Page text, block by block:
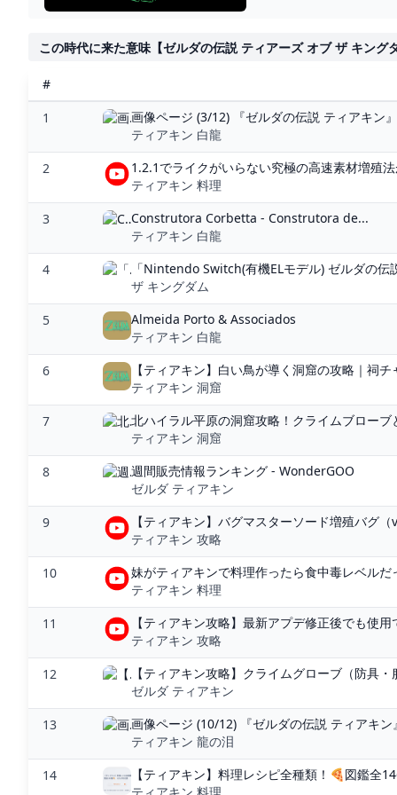
この時代に来た意味【ゼルダの伝説 ティアーズ オブ ザ キン
#
1
画像ページ (3/12) 『ゼルダの伝説 ティアキン
ティアキン 白龍
2
1.2.1でライクがいらない究極の高速素材増殖
ティアキン 料理
3
Construtora Corbetta - Construtora de...
ティアキン 白龍
4
「Nintendo Switch(有機ELモデル) ゼルダの
ザ キングダム
5
Almeida Porto & Associados
ティアキン 白龍
6
【ティアキン】白い鳥が導く洞窟の攻略｜祠
ティアキン 洞窟
7
北ハイラル平原の洞窟攻略！クライムブロー
ティアキン 洞窟
8
週間販売情報ランキング - WonderGOO
ゼルダ ティアキン
9
【ティアキン】バグマスターソード増殖バグ
ティアキン 攻略
10
妹がティアキンで料理作ったら食中毒レベルだ
ティアキン 料理
11
【ティアキン攻略】最新アプデ修正後でも使
ティアキン 攻略
12
【ティアキン攻略】クライムグローブ（防具
ゼルダ ティアキン
13
画像ページ (10/12) 『ゼルダの伝説 ティアキ
ティアキン 龍の泪
14
【ティアキン】料理レシピ全種類！🍕図鑑全